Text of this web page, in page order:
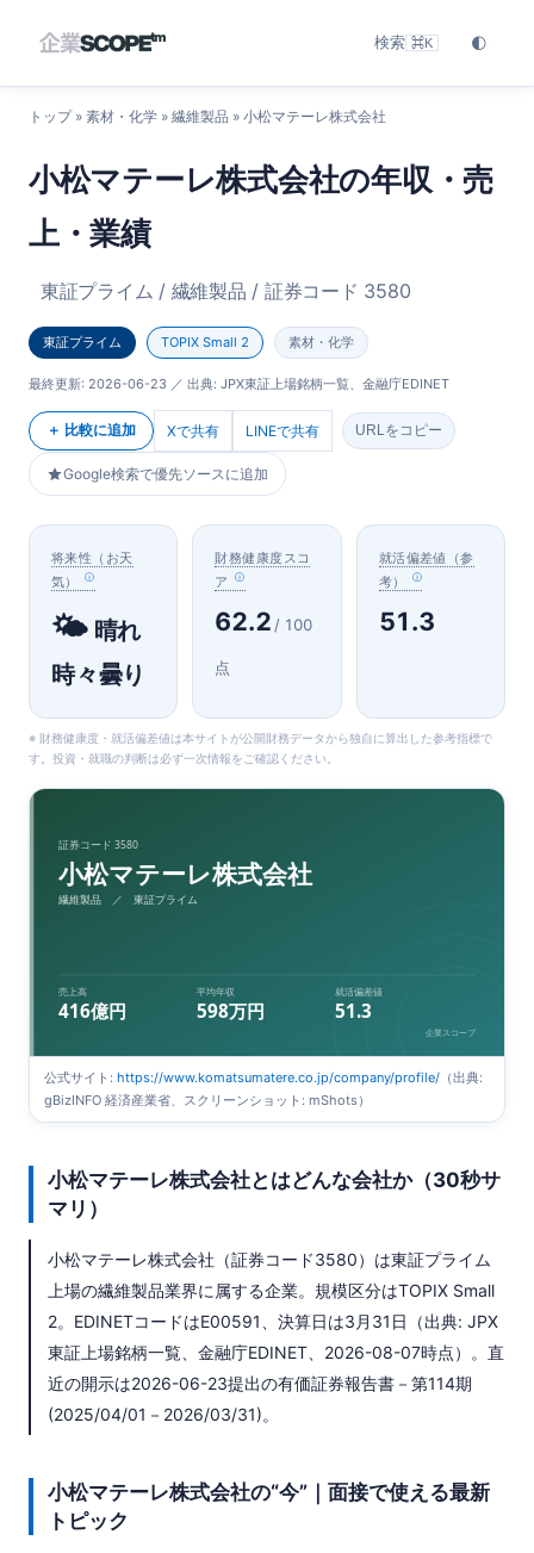
検索 ⌘K 🌓
トップ» 素材・化学 » 繊維製品 » 小松マテーレ株式会社
小松マテーレ株式会社の年収・売
上・業績
東証プライム / 繊維製品 / 証券コード 3580
東証プライム TOPIX Small 2 素材・化学
最終更新: 2026-06-23 ／ 出典: JPX東証上場銘柄一覧、金融庁EDINET
＋ 比較に追加 Xで共有 LINEで共有 URLをコピー
Google検索で優先ソースに追加
将来性（お天
気）
🌤️晴れ
時々曇り
財務健康度スコ
ア
62.2 / 100
点
就活偏差値（参
考）
51.3
※ 財務健康度・就活偏差値は本サイトが公開財務データから独自に算出した参考指標で
す。投資・就職の判断は必ず一次情報をご確認ください。
証券コード 3580
小松マテーレ株式会社
繊維製品 ／ 東証プライム
売上高
416億円
平均年収
598万円
就活偏差値
51.3
企業スコープ
公式サイト: https://www.komatsumatere.co.jp/company/profile/ （出典:
gBizINFO 経済産業省、スクリーンショット: mShots）
小松マテーレ株式会社とはどんな会社か（30秒サ
マリ）
小松マテーレ株式会社（証券コード3580）は東証プライム
上場の繊維製品業界に属する企業。規模区分はTOPIX Small
2。EDINETコードはE00591、決算日は3月31日（出典: JPX
東証上場銘柄一覧、金融庁EDINET、2026-08-07時点）。直
近の開示は2026-06-23提出の有価証券報告書－第114期
(2025/04/01－2026/03/31)。
小松マテーレ株式会社の“今”｜面接で使える最新
トピック